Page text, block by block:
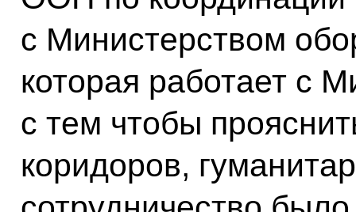
с Министерством
которая работает с
с тем чтобы
коридоров,